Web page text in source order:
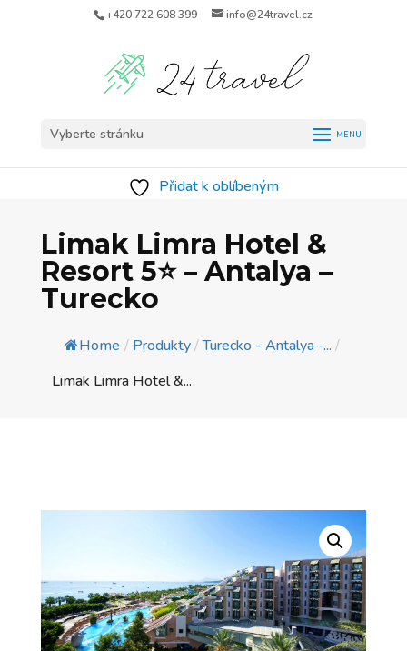
+420 722 608 399 info@24travel.cz
Vyberte stránku
Přidat k oblíbeným
Limak Limra Hotel &
Resort 5⭐️ – Antalya –
Turecko
Home / Produkty/Turecko - Antalya -... /
Limak Limra Hotel &...